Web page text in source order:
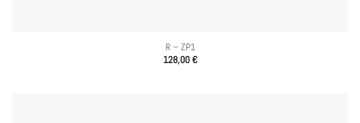
R – ZP1
128,00€